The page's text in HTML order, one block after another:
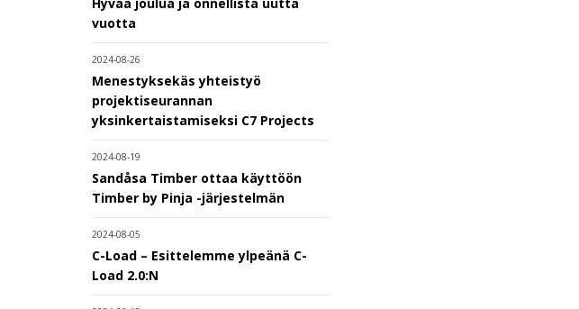
vuotta
2024-08-26
Menestyksekäs yhteistyö
projektiseurannan
yksinkertaistamiseksi C7 Projects
2024-08-19
Sandåsa Timber ottaa käyttöön
Timber by Pinja -järjestelmän
2024-08-05
C-Load – Esittelemme ylpeänä C-
Load 2.0:N